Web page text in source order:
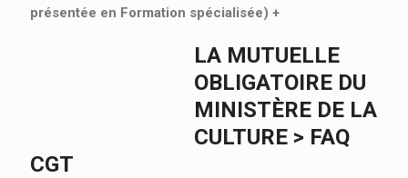
présentée en Formation spécialisée) +
LA MUTUELLE
OBLIGATOIRE DU
MINISTÈRE DE LA
CULTURE > FAQ
CGT